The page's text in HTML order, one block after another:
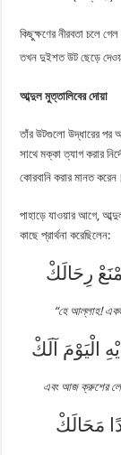
কিছুক্ষণের নীরবতা চলে
তখন দুইশত উট ছেড়ে
আব্দুল মুত্তালিবের দোয়া
তাঁর উটগুলো উদ্ধারের পর
সাথে মক্কা ত্যাগ করার
কোরবানি করার মানত করেন।
পাহাড়ে যাওয়ার আগে,
কাছে প্রার্থনা করেছিলেন:
رِحَالَكْ
“হে আল্লাহ!
الْيَوْمَ آلَكْ
এবং আজ ক্রুশের
مَحَالَكْ